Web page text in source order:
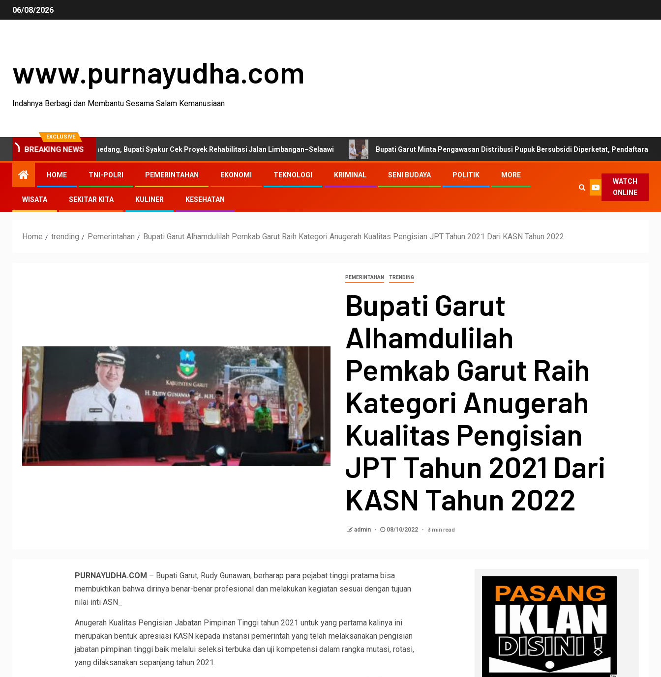
06/08/2026
www.purnayudha.com
Indahnya Berbagi dan Membantu Sesama Salam Kemanusiaan
EXCLUSIVE
BREAKING NEWS
Garut-Sumedang, Bupati Syakur Cek Proyek Rehabilitasi Jalan Limbangan–Selaawi Bupati Garut Minta Pengawasan Distribusi Pupuk Bersubsidi Diperketat, Pendaftaran RDKK
HOME TNI-POLRI PEMERINTAHAN EKONOMI TEKNOLOGI KRIMINAL SENI BUDAYA POLITIK MORE
WISATA SEKITAR KITA KULINER KESEHATAN
WATCH
ONLINE
Home trending Pemerintahan Bupati Garut Alhamdulilah Pemkab Garut Raih Kategori Anugerah Kualitas Pengisian JPT Tahun 2021 Dari KASN Tahun 2022
PEMERINTAHAN TRENDING
Bupati Garut
Alhamdulilah
Pemkab Garut Raih
Kategori Anugerah
Kualitas Pengisian
JPT Tahun 2021 Dari
KASN Tahun 2022
admin 08/10/2022 3 min read
PURNAYUDHA.COM – Bupati Garut, Rudy Gunawan, berharap para pejabat tinggi pratama bisa
membuktikan bahwa dirinya benar-benar profesional dan melakukan kegiatan sesuai dengan tujuan
nilai inti ASN_
Anugerah Kualitas Pengisian Jabatan Pimpinan Tinggi tahun 2021 untuk yang pertama kalinya ini
merupakan bentuk apresiasi KASN kepada instansi pemerintah yang telah melaksanakan pengisian
jabatan pimpinan tinggi baik melalui seleksi terbuka dan uji kompetensi dalam rangka mutasi, rotasi,
yang dilaksanakan sepanjang tahun 2021.